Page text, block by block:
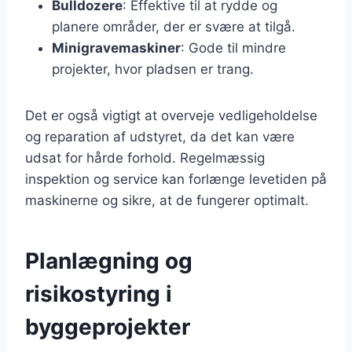
Bulldozere: Effektive til at rydde og
planere områder, der er svære at tilgå.
Minigravemaskiner: Gode til mindre
projekter, hvor pladsen er trang.
Det er også vigtigt at overveje vedligeholdelse
og reparation af udstyret, da det kan være
udsat for hårde forhold. Regelmæssig
inspektion og service kan forlænge levetiden på
maskinerne og sikre, at de fungerer optimalt.
Planlægning og
risikostyring i
byggeprojekter